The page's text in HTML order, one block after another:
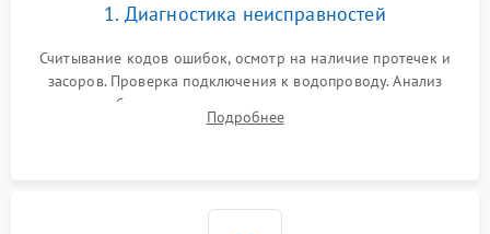
1. Диагностика неисправностей
Считывание кодов ошибок, осмотр на наличие протечек и
засоров. Проверка подключения к водопроводу. Анализ
жалоб на отсутствие слива, нагрева, вращения
разбрызгивателей или срабатывание системы защиты
Подробнее